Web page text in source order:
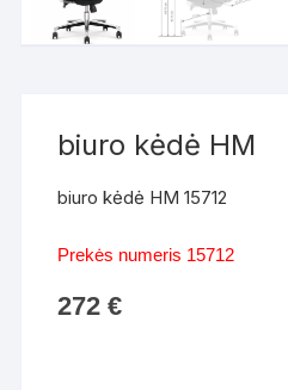
biuro kėdė HM
biuro kėdė HM 15712
Prekės numeris 15712
272€